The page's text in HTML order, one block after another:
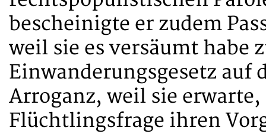
bescheinigte er zudem
weil sie es versäumt habe
Einwanderungsgesetz auf
Arroganz, weil sie erwarte,
Flüchtlingsfrage ihren